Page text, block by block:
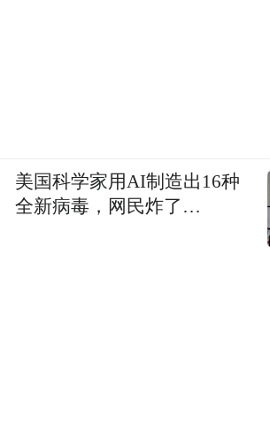
美国科学家用AI制造出16种
全新病毒，网民炸了…